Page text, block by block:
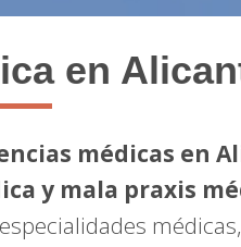
en
médicas en
y mala praxis